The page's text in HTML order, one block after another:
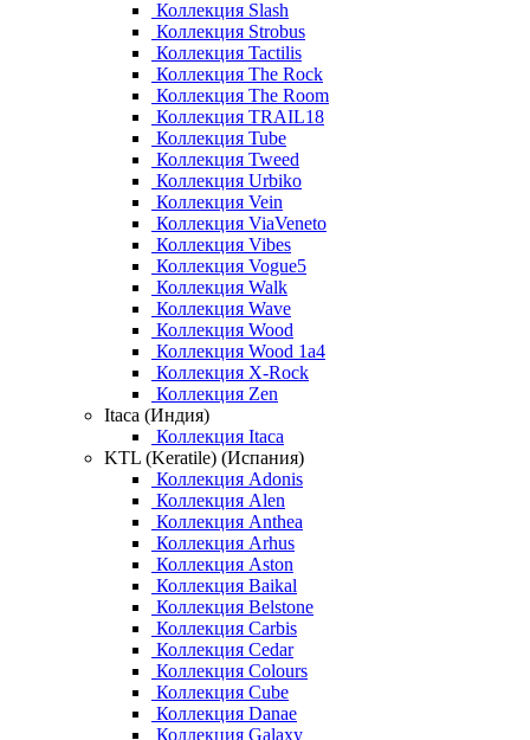
Коллекция Slash
Коллекция Strobus
Коллекция Tactilis
Коллекция The Rock
Коллекция The Room
Коллекция TRAIL18
Коллекция Tube
Коллекция Tweed
Коллекция Urbiko
Коллекция Vein
Коллекция ViaVeneto
Коллекция Vibes
Коллекция Vogue5
Коллекция Walk
Коллекция Wave
Коллекция Wood
Коллекция Wood 1a4
Коллекция X-Rock
Коллекция Zen
Itaca (Индия)
Коллекция Itaca
KTL (Keratile) (Испания)
Коллекция Adonis
Коллекция Alen
Коллекция Anthea
Коллекция Arhus
Коллекция Aston
Коллекция Baikal
Коллекция Belstone
Коллекция Carbis
Коллекция Cedar
Коллекция Colours
Коллекция Cube
Коллекция Danae
Коллекция Galaxy